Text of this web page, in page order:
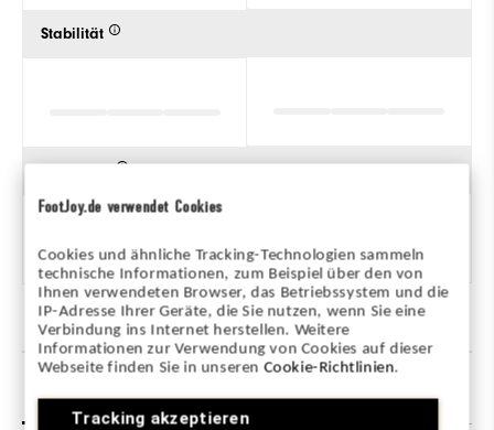
FootJoy.de verwendet Cookies
Cookies und ähnliche Tracking-Technologien sammeln
technische Informationen, zum Beispiel über den von
Ihnen verwendeten Browser, das Betriebssystem und die
IP-Adresse Ihrer Geräte, die Sie nutzen, wenn Sie eine
Verbindung ins Internet herstellen. Weitere
Informationen zur Verwendung von Cookies auf dieser
Webseite finden Sie in unserenCookie-Richtlinien.
Tracking akzeptieren
Stabilität
Bewertungen (1) Q&A